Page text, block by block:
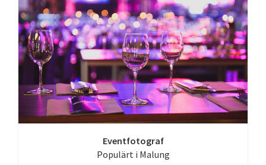
Eventfotograf
Populärt i Malung